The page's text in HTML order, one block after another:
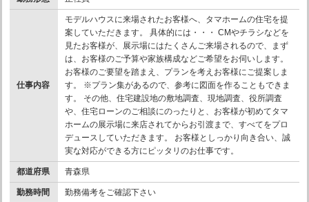
仕事内容
モデルハウスに来場されたお客様へ、タマホームの住宅を提
案していただきます。 具体的には・・・ CMやチラシなどを
見たお客様が、展示場にはたくさんご来場されるので、まず
は、お客様のご予算や家族構成などご希望をお伺いします。
お客様のご要望を踏まえ、プランを考えお客様にご提案しま
す。 ※プラン集があるので、参考に図面を作ることもできま
す。 その他、住宅建設地の敷地調査、現地調査、役所調査
や、住宅ローンのご相談にのったりと、お客様が初めてタマ
ホームの展示場に来店されてからお引渡まで、すべてをプロ
デュースしていただきます。 お客様としっかり向き合い、誠
実な対応ができる方にピッタリのお仕事です。
都道府県 青森県
勤務時間 勤務備考をご確認下さい